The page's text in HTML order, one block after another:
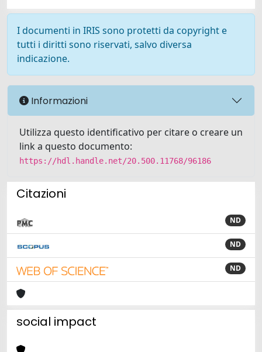
I documenti in IRIS sono protetti da copyright e
tutti i diritti sono riservati, salvo diversa
indicazione.
Informazioni
Utilizza questo identificativo per citare o creare un
link a questo documento:
https://hdl.handle.net/20.500.11768/96186
Citazioni
ND
ND
ND
social impact